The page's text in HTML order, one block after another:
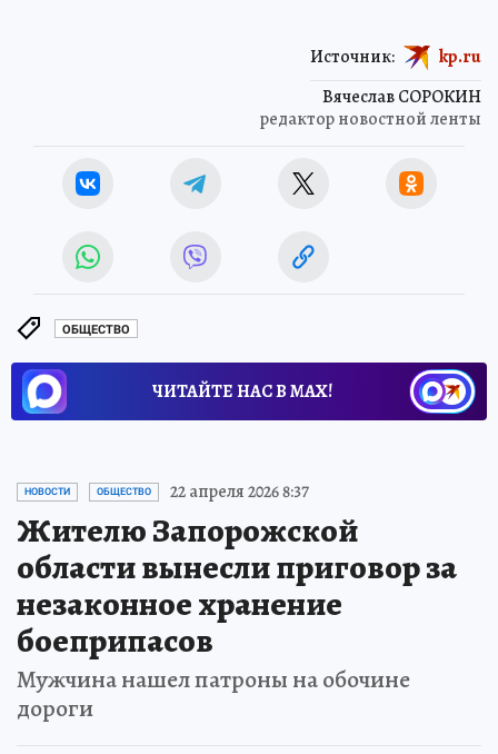
Вячеслав СОРОКИН
редактор новостной ленты
Источник: kp.ru
ОБЩЕСТВО
ЧИТАЙТЕ НАС В МАХ!
НОВОСТИ ОБЩЕСТВО 22 апреля 2026 8:37
Жителю Запорожской
области вынесли приговор за
незаконное хранение
боеприпасов
Мужчина нашел патроны на обочине
дороги